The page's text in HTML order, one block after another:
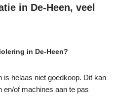
in De-Heen, veel
in De-Heen?
is helaas niet goedkoop. Dit kan
en/of machines aan te pas